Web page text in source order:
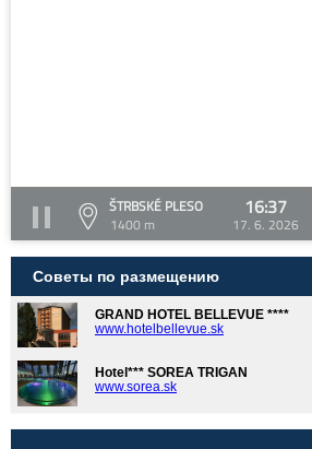
ŠTRBSKÉ PLESO
1400 m
16:37
17. 6. 2026
Советы по размещению
GRAND HOTEL BELLEVUE ****
www.hotelbellevue.sk
Hotel*** SOREA TRIGAN
www.sorea.sk